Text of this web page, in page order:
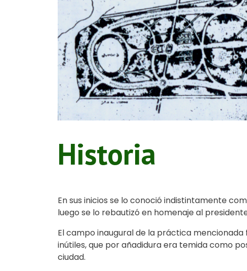
Historia
En sus inicios se lo conoció indistintamente
luego se lo rebautizó en homenaje al
El campo inaugural de la práctica
inútiles, que por añadidura era temida como
ciudad.